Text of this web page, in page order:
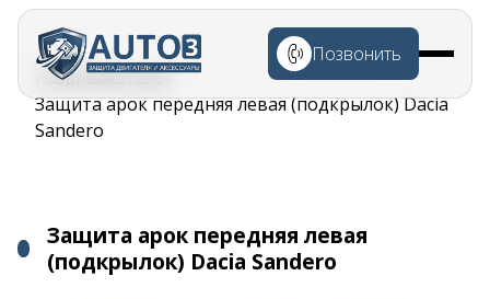
Перейти к
основному
содержанию
Позвонить
Строка
навигации
ГлавнаяКаталог
Защита арок передняя левая (подкрылок) Dacia
Sandero
Защита арок передняя левая
(подкрылок) Dacia Sandero